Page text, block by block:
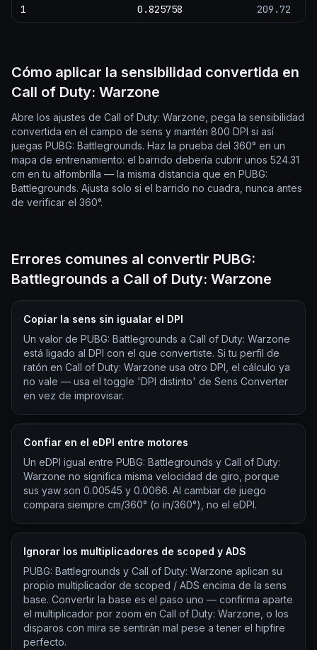
1 0.825758 209.72
Cómo aplicar la sensibilidad convertida en
Call of Duty: Warzone
Abre los ajustes de Call of Duty: Warzone, pega la sensibilidad
convertida en el campo de sens y mantén 800 DPI si así
juegas PUBG: Battlegrounds. Haz la prueba del 360° en un
mapa de entrenamiento: el barrido debería cubrir unos 524.31
cm en tu alfombrilla — la misma distancia que en PUBG:
Battlegrounds. Ajusta solo si el barrido no cuadra, nunca antes
de verificar el 360°.
Errores comunes al convertir PUBG:
Battlegrounds a Call of Duty: Warzone
Copiar la sens sin igualar el DPI
Un valor de PUBG: Battlegrounds a Call of Duty: Warzone
está ligado al DPI con el que convertiste. Si tu perfil de
ratón en Call of Duty: Warzone usa otro DPI, el cálculo ya
no vale — usa el toggle 'DPI distinto' de Sens Converter
en vez de improvisar.
Confiar en el eDPI entre motores
Un eDPI igual entre PUBG: Battlegrounds y Call of Duty:
Warzone no significa misma velocidad de giro, porque
sus yaw son 0.00545 y 0.0066. Al cambiar de juego
compara siempre cm/360° (o in/360°), no el eDPI.
Ignorar los multiplicadores de scoped y ADS
PUBG: Battlegrounds y Call of Duty: Warzone aplican su
propio multiplicador de scoped / ADS encima de la sens
base. Convertir la base es el paso uno — confirma aparte
el multiplicador por zoom en Call of Duty: Warzone, o los
disparos con mira se sentirán mal pese a tener el hipfire
perfecto.